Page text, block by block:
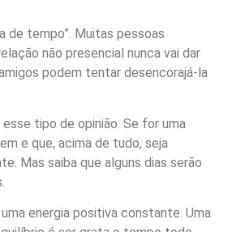
de tempo”. Muitas pessoas
não presencial nunca vai dar
podem tentar desencorajá-la
tipo de opinião. Se for uma
e que, acima de tudo, seja
Mas saiba que alguns dias serão
energia positiva constante. Uma